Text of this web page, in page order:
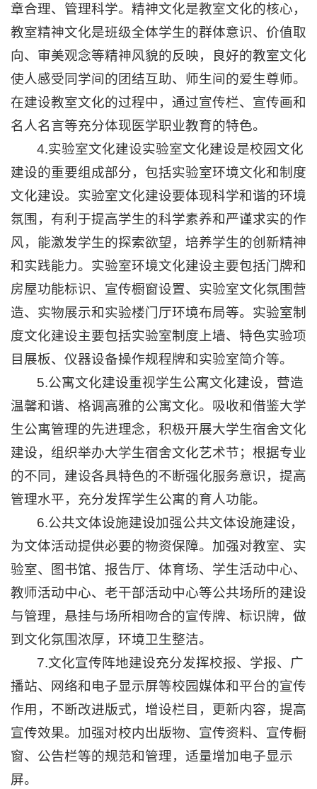
章合理、管理科学。精神文化是教室文化的核心，
教室精神文化是班级全体学生的群体意识、价值取
向、审美观念等精神风貌的反映，良好的教室文化
使人感受同学间的团结互助、师生间的爱生尊师。
在建设教室文化的过程中，通过宣传栏、宣传画和
名人名言等充分体现医学职业教育的特色。
4.实验室文化建设实验室文化建设是校园文化
建设的重要组成部分，包括实验室环境文化和制度
文化建设。实验室文化建设要体现科学和谐的环境
氛围，有利于提高学生的科学素养和严谨求实的作
风，能激发学生的探索欲望，培养学生的创新精神
和实践能力。实验室环境文化建设主要包括门牌和
房屋功能标识、宣传橱窗设置、实验室文化氛围营
造、实物展示和实验楼门厅环境布局等。实验室制
度文化建设主要包括实验室制度上墙、特色实验项
目展板、仪器设备操作规程牌和实验室简介等。
5.公寓文化建设重视学生公寓文化建设，营造
温馨和谐、格调高雅的公寓文化。吸收和借鉴大学
生公寓管理的先进理念，积极开展大学生宿舍文化
建设，组织举办大学生宿舍文化艺术节；根据专业
的不同，建设各具特色的不断强化服务意识，提高
管理水平，充分发挥学生公寓的育人功能。
6.公共文体设施建设加强公共文体设施建设，
为文体活动提供必要的物资保障。加强对教室、实
验室、图书馆、报告厅、体育场、学生活动中心、
教师活动中心、老干部活动中心等公共场所的建设
与管理，悬挂与场所相吻合的宣传牌、标识牌，做
到文化氛围浓厚，环境卫生整洁。
7.文化宣传阵地建设充分发挥校报、学报、广
播站、网络和电子显示屏等校园媒体和平台的宣传
作用，不断改进版式，增设栏目，更新内容，提高
宣传效果。加强对校内出版物、宣传资料、宣传橱
窗、公告栏等的规范和管理，适量增加电子显示
屏。